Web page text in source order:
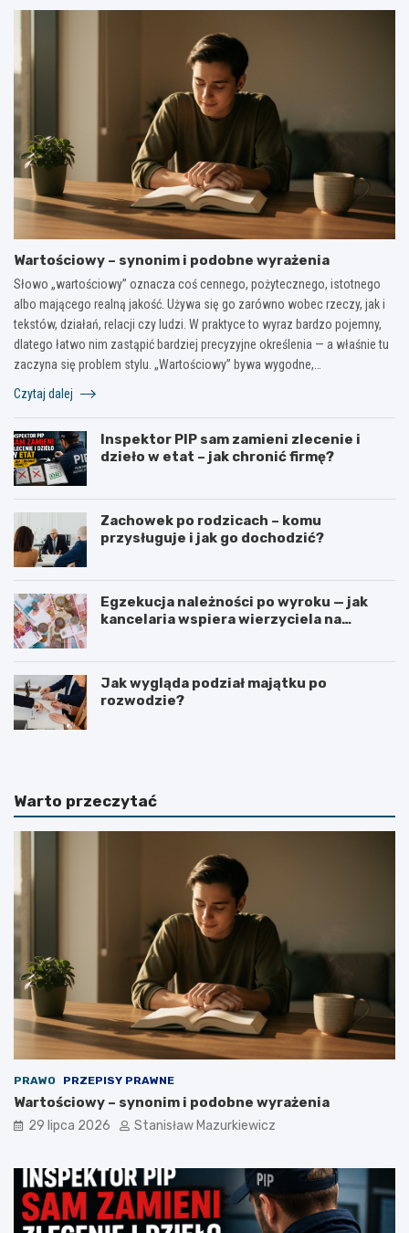
Wartościowy – synonim i podobne wyrażenia
Słowo „wartościowy” oznacza coś cennego, pożytecznego, istotnego
albo mającego realną jakość. Używa się go zarówno wobec rzeczy, jak i
tekstów, działań, relacji czy ludzi. W praktyce to wyraz bardzo pojemny,
dlatego łatwo nim zastąpić bardziej precyzyjne określenia — a właśnie tu
zaczyna się problem stylu. „Wartościowy” bywa wygodne,…
Czytaj dalej
Inspektor PIP sam zamieni zlecenie i
dzieło w etat – jak chronić firmę?
Zachowek po rodzicach – komu
przysługuje i jak go dochodzić?
Egzekucja należności po wyroku — jak
kancelaria wspiera wierzyciela na
Jak wygląda podział majątku po
rozwodzie?
Warto przeczytać
PRAWO PRZEPISY PRAWNE
Wartościowy – synonim i podobne wyrażenia
29 lipca 2026 Stanisław Mazurkiewicz